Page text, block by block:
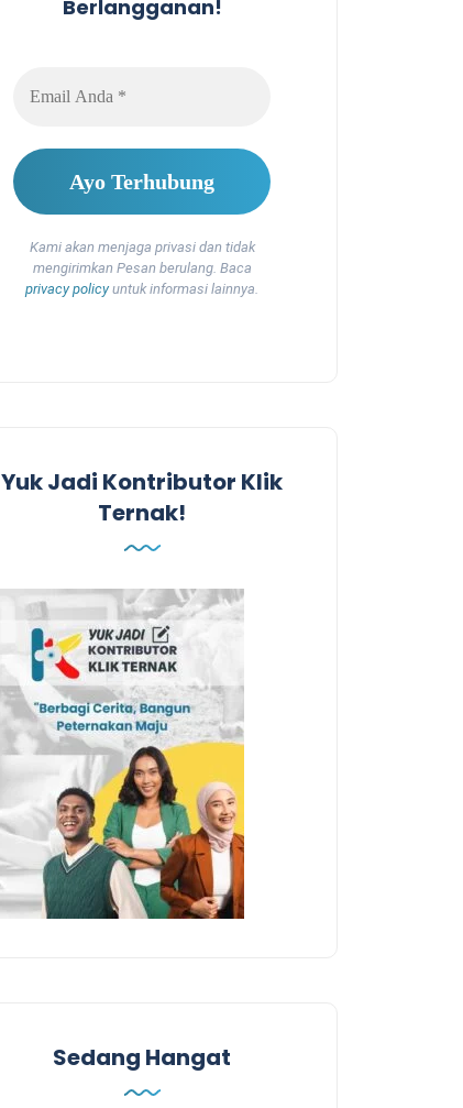
Berlangganan!
Kami akan menjaga privasi dan tidak
mengirimkan Pesan berulang. Baca
privacy policyuntuk informasi lainnya.
Yuk Jadi Kontributor Klik
Ternak!
Sedang Hangat